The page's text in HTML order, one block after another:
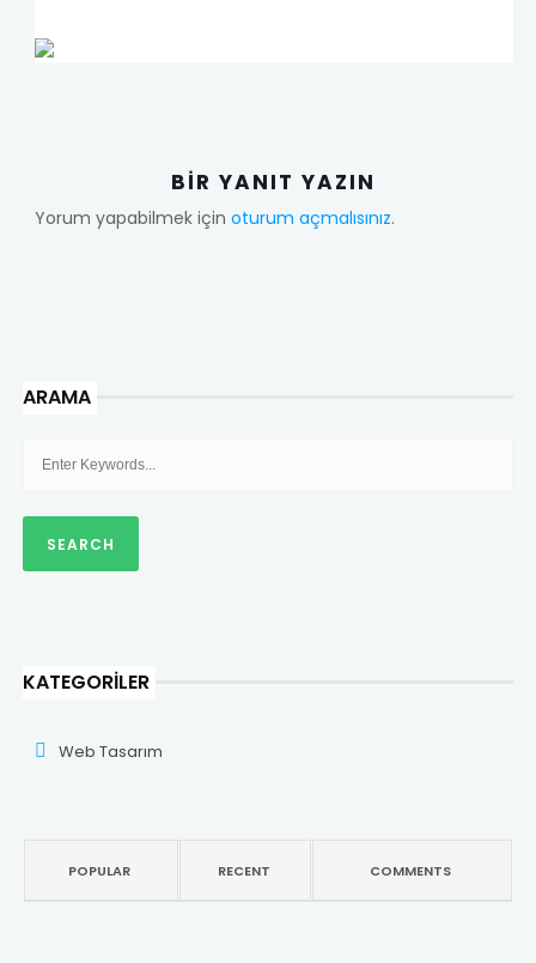
BIR YANIT YAZIN
Yorum yapabilmek için oturum açmalısınız.
ARAMA
KATEGORILER
Web Tasarım
POPULAR RECENT COMMENTS